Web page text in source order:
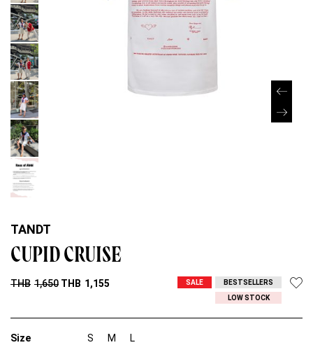
TANDT
CUPID CRUISE
THB 1,650 THB 1,155 SALE
BESTSELLERS
LOW STOCK
Size S M L